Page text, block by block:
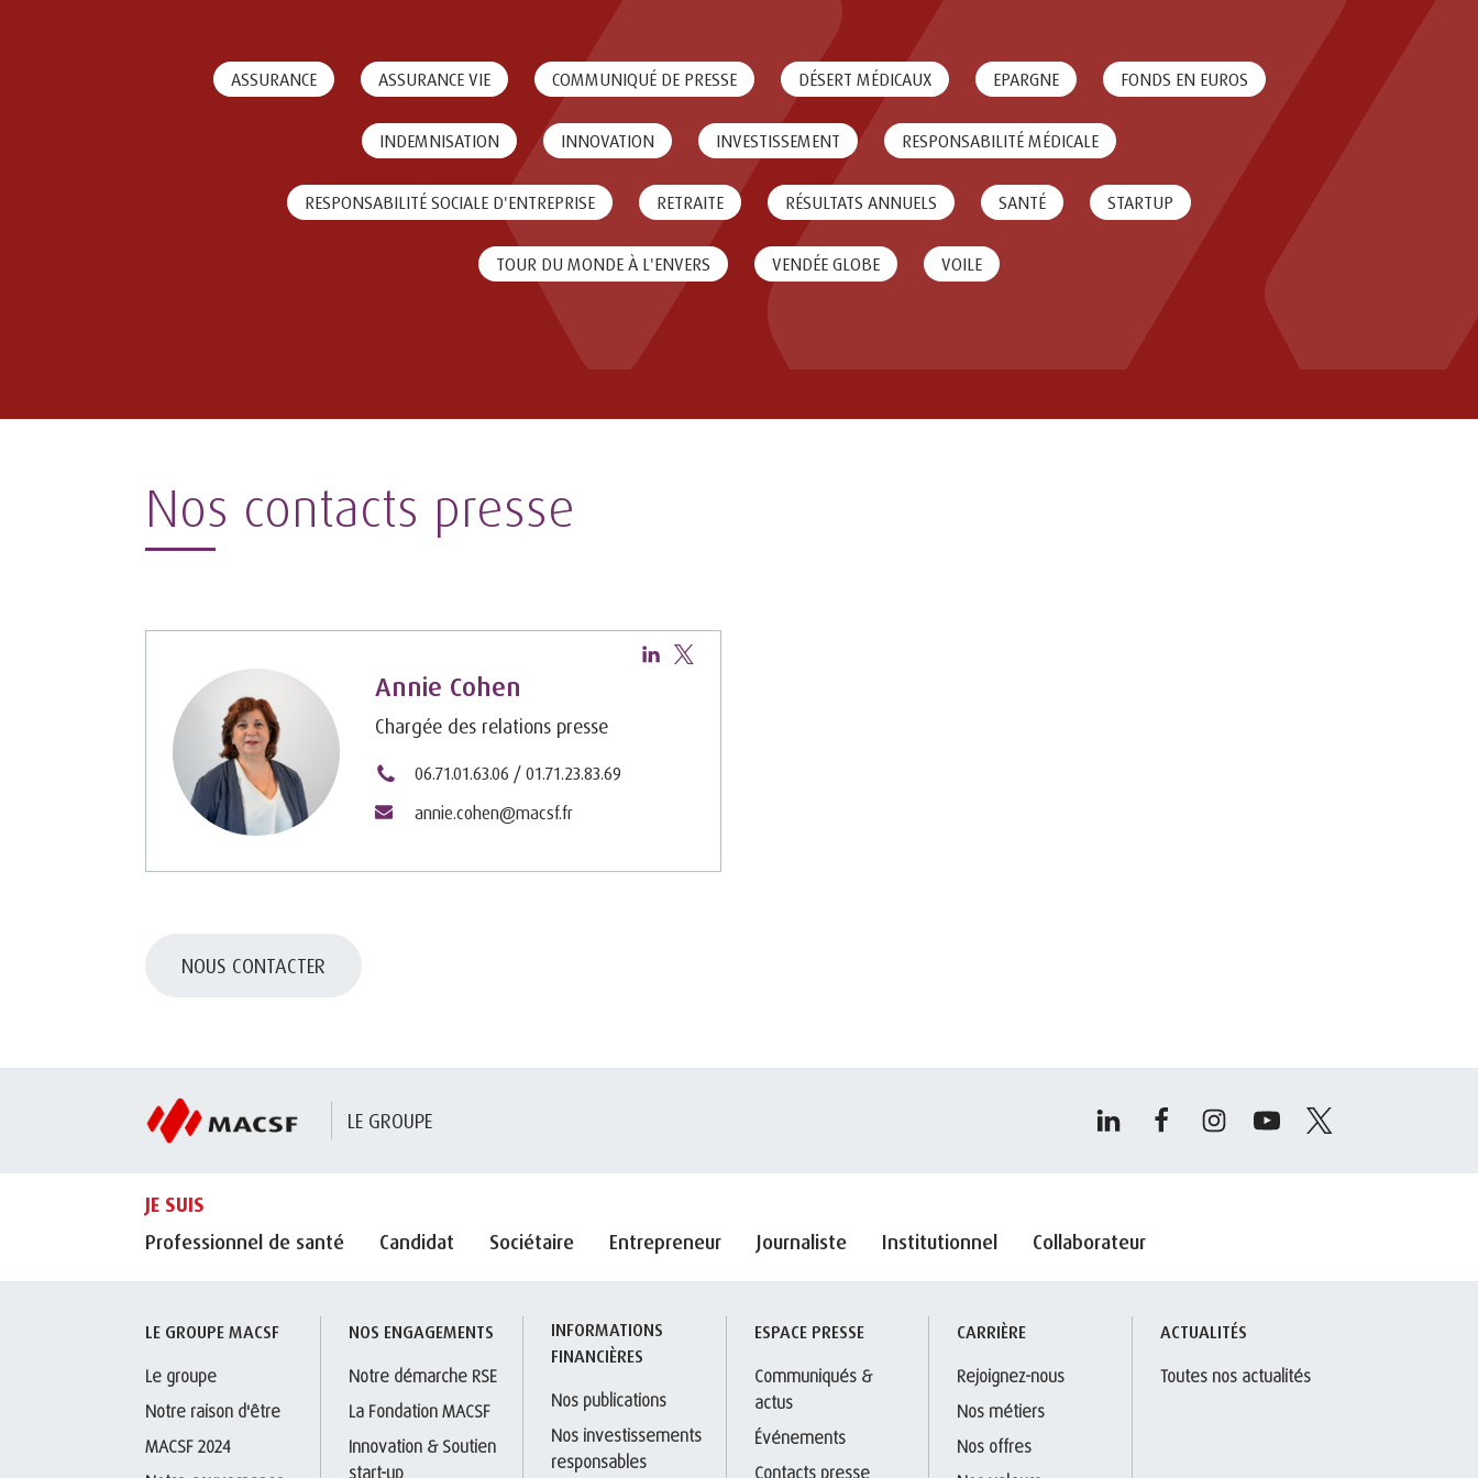
ASSURANCE ASSURANCE VIE COMMUNIQUÉ DE PRESSE DÉSERT MÉDICAUX EPARGNE FONDS EN EUROS
INDEMNISATION INNOVATION INVESTISSEMENT RESPONSABILITÉ MÉDICALE
RESPONSABILITÉ SOCIALE D'ENTREPRISE RETRAITE RÉSULTATS ANNUELS SANTÉ STARTUP
TOUR DU MONDE À L'ENVERS VENDÉE GLOBE VOILE
Nos contacts presse
Annie Cohen
Chargée des relations presse
06.71.01.63.06 / 01.71.23.83.69
annie.cohen@macsf.fr
NOUS CONTACTER
LE GROUPE
JE SUIS
Professionnel de santé
Candidat Sociétaire Entrepreneur Journaliste Institutionnel Collaborateur
LE GROUPE MACSF
Le groupe
Notre raison d'être
MACSF 2024
NOS ENGAGEMENTS
Notre démarche RSE
La Fondation MACSF
Innovation & Soutien
start-up
INFORMATIONS
FINANCIÈRES
Nos publications
Nos investissements
responsables
ESPACE PRESSE
Communiqués &
actus
Événements
Contacts presse
CARRIÈRE
Rejoignez-nous
Nos métiers
Nos offres
ACTUALITÉS
Toutes nos actualités